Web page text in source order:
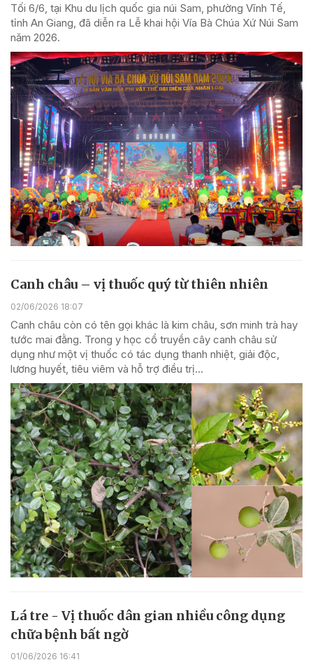
Tối 6/6, tại Khu du lịch quốc gia núi Sam, phường Vĩnh Tế,
tỉnh An Giang, đã diễn ra Lễ khai hội Vía Bà Chúa Xứ Núi Sam
năm 2026.
Canh châu – vị thuốc quý từ thiên nhiên
02/06/2026 18:07
Canh châu còn có tên gọi khác là kim châu, sơn minh trà hay
tước mai đằng. Trong y học cổ truyền cây canh châu sử
dụng như một vị thuốc có tác dụng thanh nhiệt, giải độc,
lương huyết, tiêu viêm và hỗ trợ điều trị...
Lá tre - Vị thuốc dân gian nhiều công dụng
chữa bệnh bất ngờ
01/06/2026 16:41